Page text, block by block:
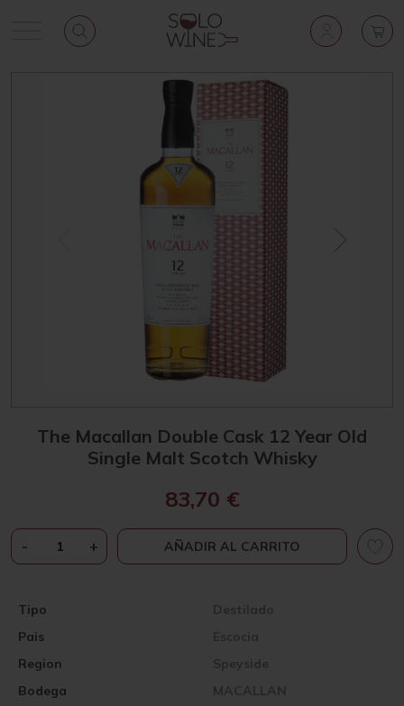
The Macallan Double Cask 12 Year Old
Single Malt Scotch Whisky
Pais
Escocia
Region
Speyside
Bodega MACALLAN
Tipo Destilado
83,70 €
-THE
MACALLAN
CASK
12
YEAR
OLD
MALT
+ AÑADIR AL CARRITO